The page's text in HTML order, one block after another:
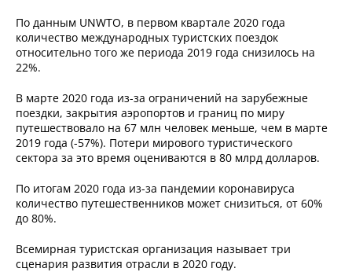
По данным UNWTO, в первом квартале 2020 года
количество международных туристских поездок
относительно того же периода 2019 года снизилось на
22%.
В марте 2020 года из-за ограничений на зарубежные
поездки, закрытия аэропортов и границ по миру
путешествовало на 67 млн человек меньше, чем в марте
2019 года (-57%). Потери мирового туристического
сектора за это время оцениваются в 80 млрд долларов.
По итогам 2020 года из-за пандемии коронавируса
количество путешественников может снизиться, от 60%
до 80%.
Всемирная туристская организация называет три
сценария развития отрасли в 2020 году.